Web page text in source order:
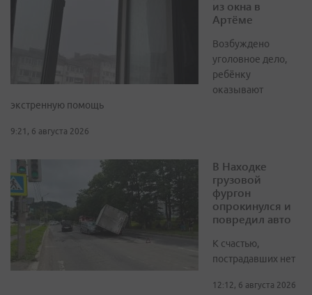
из окна в
Артёме
Возбуждено
уголовное дело,
ребёнку
оказывают
экстренную помощь
9:21, 6 августа 2026
В Находке
грузовой
фургон
опрокинулся и
повредил авто
К счастью,
пострадавших нет
12:12, 6 августа 2026